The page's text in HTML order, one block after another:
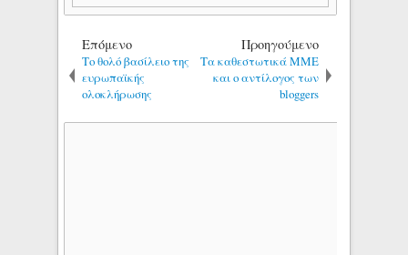
Επόμενο
Το θολό βασίλειο της
ευρωπαϊκής
ολοκλήρωσης
Προηγούμενο
Τα καθεστωτικά ΜΜΕ
και ο αντίλογος των
bloggers